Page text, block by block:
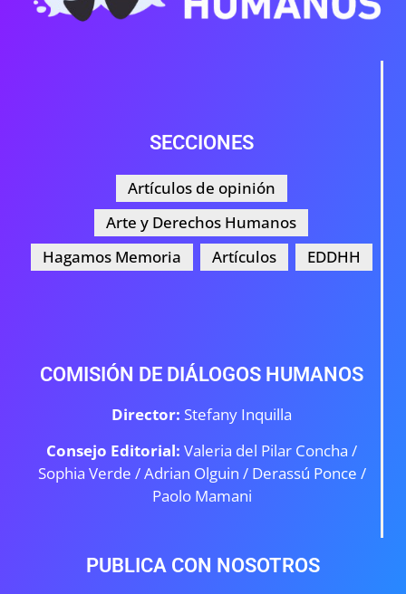
SECCIONES
Artículos de opinión
Arte y Derechos Humanos
Hagamos Memoria
Artículos EDDHH
COMISIÓN DE DIÁLOGOS HUMANOS
Director: Stefany Inquilla
Consejo Editorial: Valeria del Pilar Concha /
Sophia Verde /Adrian Olguin / Derassú Ponce /
Paolo Mamani
PUBLICA CON NOSOTROS